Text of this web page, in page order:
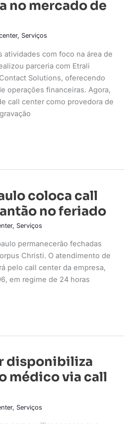
no mercado de
, Serviços
atividades com foco na área de
parceria com Etrali
Solutions, oferecendo
operações financeiras. Agora,
call center como provedora de
coloca call
no feriado
, Serviços
permanecerão fechadas
Christi. O atendimento de
pelo call center da empresa,
em regime de 24 horas
disponibiliza
médico via call
, Serviços